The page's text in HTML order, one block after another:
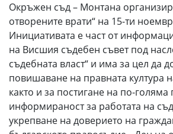
Окръжен съд – Монтана
отворените врати“ на 15-ти
Инициативата е част от
на Висшия съдебен съвет под
съдебната власт“ и има за цел да
повишаване на правната култура
както и за постигане на по-
информираност за работата на
укрепване на доверието на